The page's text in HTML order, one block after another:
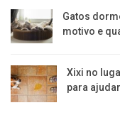
Gatos
motivo e
Xixi no
para